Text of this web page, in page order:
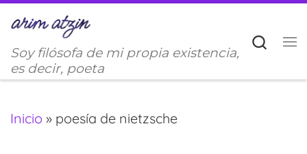
Saltar al contenido
Soy filósofa de mi propia existencia,
es decir, poeta
Inicio » poesía de nietzsche